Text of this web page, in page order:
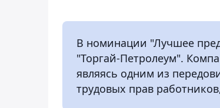
В номинации "Лучшее
"Торгай-Петролеум".
являясь одним из
трудовых прав